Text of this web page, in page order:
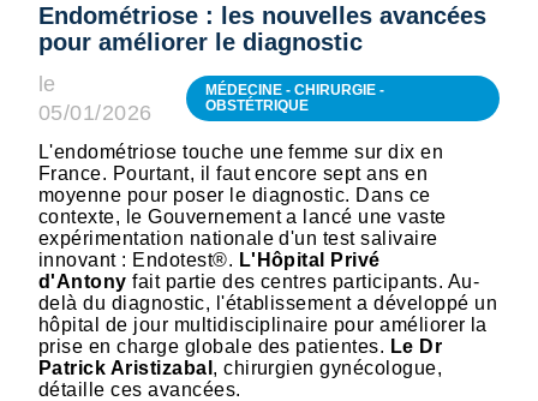
Endométriose : les nouvelles avancées
pour améliorer le diagnostic
le
05/01/2026
MÉDECINE - CHIRURGIE -
OBSTÉTRIQUE
L'endométriose touche une femme sur dix en
France. Pourtant, il faut encore sept ans en
moyenne pour poser le diagnostic. Dans ce
contexte, le Gouvernement a lancé une vaste
expérimentation nationale d'un test salivaire
innovant : Endotest®. L'Hôpital Privé
d'Antonyfait partie des centres participants. Au-
delà du diagnostic, l'établissement a développé un
hôpital de jour multidisciplinaire pour améliorer la
prise en charge globale des patientes. Le Dr
Patrick Aristizabal , chirurgien gynécologue,
détaille ces avancées.